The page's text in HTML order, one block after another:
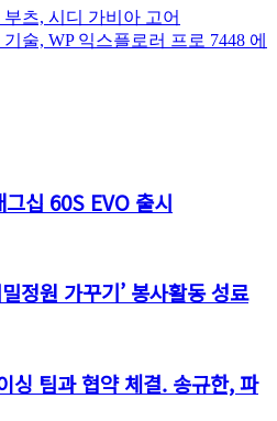
츠, 시디 가비아 고어
술, WP 익스플로러 프로 7448 에
십 60S EVO 출시
정원 가꾸기’ 봉사활동 성료
싱 팀과 협약 체결. 송규한, 파